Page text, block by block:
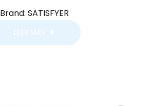
Brand: SATISFYER
LEER MÁS